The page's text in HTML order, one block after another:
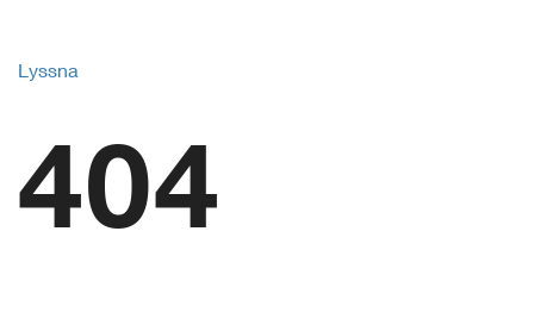
Lyssna
404